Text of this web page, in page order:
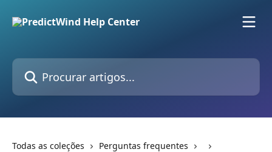
Procurar artigos...
Todas as coleções
Perguntas frequentes